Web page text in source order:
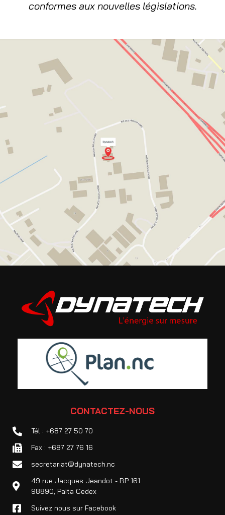
conformes aux nouvelles législations.
CONTACTEZ-NOUS
Tél : +687 27 50 70
Fax : +687 27 76 16
secretariat@dynatech.nc
49 rue Jacques Jeandot - BP 161
98890, Païta Cedex
Suivez nous sur Facebook